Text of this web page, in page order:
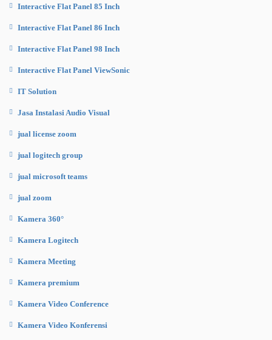
Interactive Flat Panel 85 Inch
Interactive Flat Panel 86 Inch
Interactive Flat Panel 98 Inch
Interactive Flat Panel ViewSonic
IT Solution
Jasa Instalasi Audio Visual
jual license zoom
jual logitech group
jual microsoft teams
jual zoom
Kamera 360°
Kamera Logitech
Kamera Meeting
Kamera premium
Kamera Video Conference
Kamera Video Konferensi